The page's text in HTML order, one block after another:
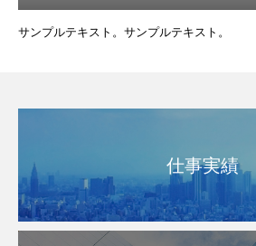
サンプルテキスト。サンプルテキスト。
仕事実績